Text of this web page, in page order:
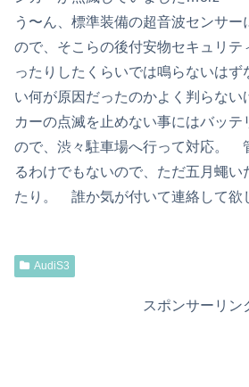
う〜ん、標準装備の超音波センサー
ので、そこらの後付安物セキュリテ
ったりしたくらいでは鳴らないは
い何が原因だったのかよく判らない
カーの点滅を止めない事にはバッテ
ので、渋々駐車場へ行って対応。
るわけでもないので、ただ五月蠅い
たり。 誰か気が付いて連絡して欲
AudiS3
スポンサーリン